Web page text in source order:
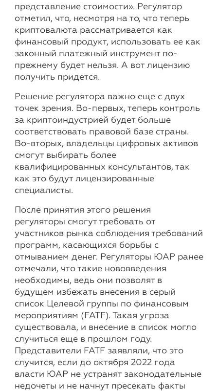
представление стоимости». Регулятор
отметил, что, несмотря на то, что теперь
криптовалюта рассматривается как
финансовый продукт, использовать ее как
законный платежный инструмент по-
прежнему будет нельзя. А вот лицензию
получить придется.
Решение регулятора важно еще с двух
точек зрения. Во-первых, теперь контроль
за криптоиндустрией будет больше
соответствовать правовой базе страны.
Во-вторых, владельцы цифровых активов
смогут выбирать более
квалифицированных консультантов, так
как это будут лицензированные
специалисты.
После принятия этого решения
регуляторы смогут требовать от
участников рынка соблюдения требований
программ, касающихся борьбы с
отмыванием денег. Регуляторы ЮАР ранее
отмечали, что такие нововведения
необходимы, ведь они позволят в
будущем избежать внесения в серый
список Целевой группы по финансовым
мероприятиям (FATF). Такая угроза
существовала, и внесение в список могло
случиться еще в прошлом году.
Представители FATF заявляли, что это
случится, если до октября 2022 года
власти ЮАР не устранят законодательные
недочеты и не начнут пресекать факты